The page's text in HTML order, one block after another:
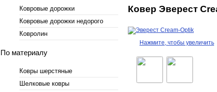
Ковровые дорожки
Ковровые дорожки недорого
Ковролин
По материалу
Ковры шерстяные
Шелковые ковры
Ковер Эверест
Нажмите, чтобы увеличить